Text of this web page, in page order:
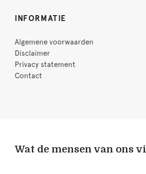
INFORMATIE
Algemene voorwaarden
Disclaimer
Privacy statement
Contact
Wat de mensen van ons